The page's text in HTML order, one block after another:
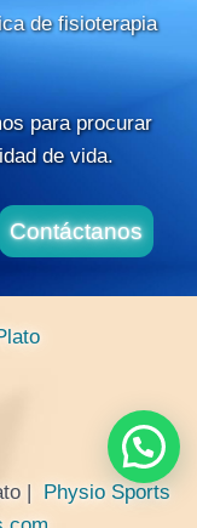
de fisioterapia
para procurar
de vida.
Contáctanos
| Physio Sports